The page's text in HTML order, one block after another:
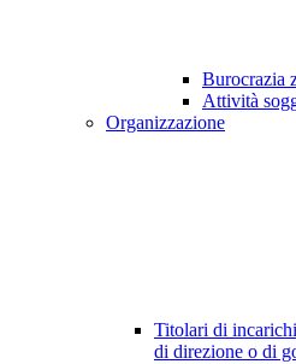
Burocrazia
Attività
Organizzazione
Titolari di
di direzione o di